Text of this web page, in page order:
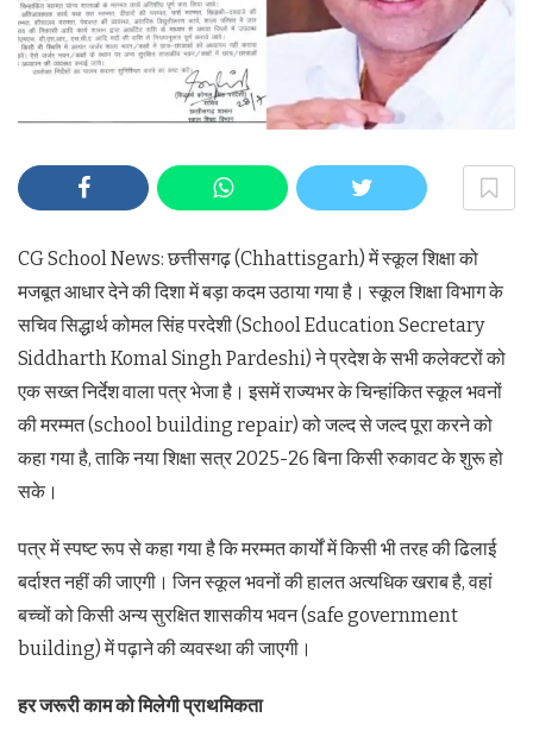
CG School News: छत्तीसगढ़ (Chhattisgarh) में स्कूल शिक्षा को
मजबूत आधार देने की दिशा में बड़ा कदम उठाया गया है। स्कूल शिक्षा विभाग के
सचिव सिद्धार्थ कोमल सिंह परदेशी (School Education Secretary
Siddharth Komal Singh Pardeshi) ने प्रदेश के सभी कलेक्टरों को
एक सख्त निर्देश वाला पत्र भेजा है। इसमें राज्यभर के चिन्हांकित स्कूल भवनों
की मरम्मत (school building repair) को जल्द से जल्द पूरा करने को
कहा गया है, ताकि नया शिक्षा सत्र 2025-26 बिना किसी रुकावट के शुरू हो
सके।
पत्र में स्पष्ट रूप से कहा गया है कि मरम्मत कार्यों में किसी भी तरह की ढिलाई
बर्दाश्त नहीं की जाएगी। जिन स्कूल भवनों की हालत अत्यधिक खराब है, वहां
बच्चों को किसी अन्य सुरक्षित शासकीय भवन (safe government
building) में पढ़ाने की व्यवस्था की जाएगी।
हर जरूरी काम को मिलेगी प्राथमिकता